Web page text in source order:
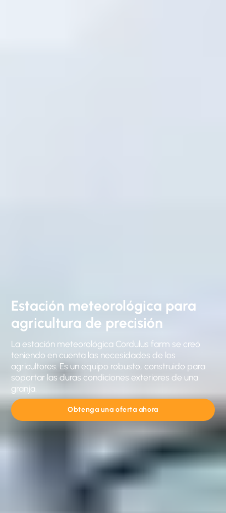
Estación meteorológica para
agricultura de precisión
La estación meteorológica Cordulus farm se creó
teniendo en cuenta las necesidades de los
agricultores. Es un equipo robusto, construido para
soportar las duras condiciones exteriores de una
granja.
Obtenga una oferta ahora